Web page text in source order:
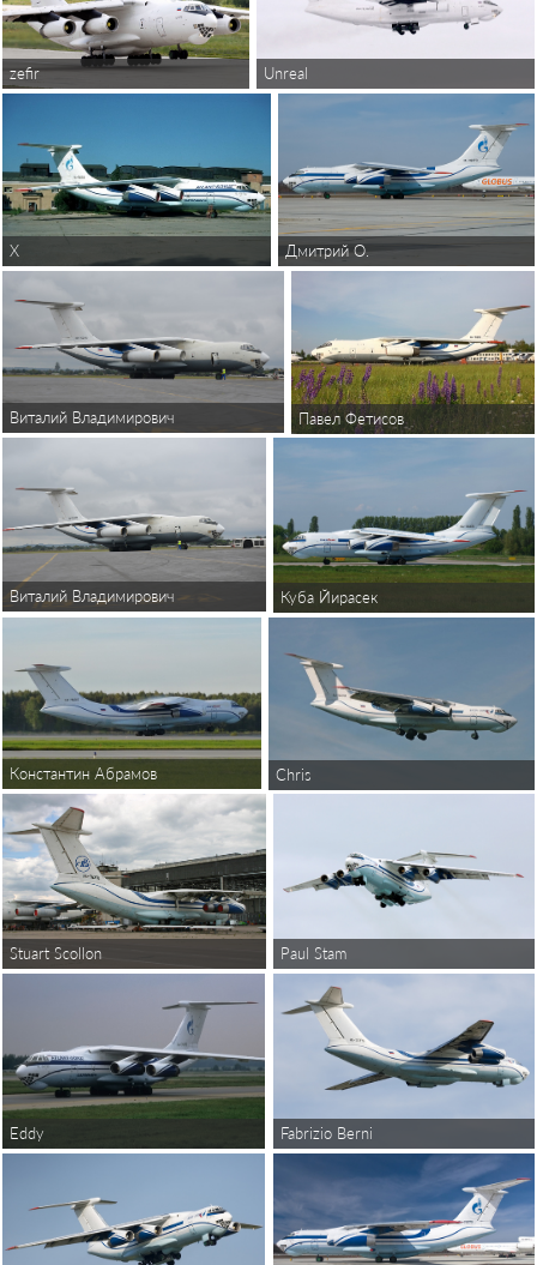
zefir Unreal
X Дмитрий О.
Виталий Владимирович Павел Фетисов
Виталий Владимирович Куба Йирасек
Константин Абрамов Chris
Stuart Scollon Paul Stam
Eddy Fabrizio Berni